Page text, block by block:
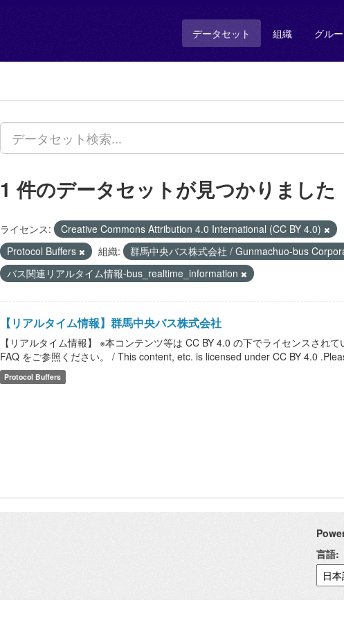
データセット 組織 グル
1 件のデータセットが見つかりました
ライセンス: Creative Commons Attribution 4.0 International (CC BY 4.0)
Protocol Buffers
組織: 群馬中央バス株式会社 / Gunmachuo-bus
バス関連リアルタイム情報-bus_realtime_information
【リアルタイム情報】群馬中央バス株式会社
【リアルタイム情報】 ※本コンテンツ等は CC BY 4.0 の下でライセンスされ
FAQ をご参照ください。 / This content, etc. is licensed under CC BY 4.0
Protocol Buffers
言語